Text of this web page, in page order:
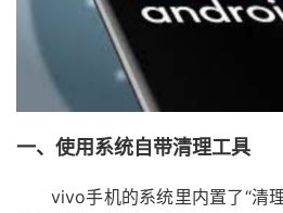
一、使用系统自带清理工具
vivo手机的系统里内置了“清